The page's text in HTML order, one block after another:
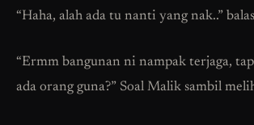
“Haha, alah ada tu nanti yang nak..”
“Ermm bangunan ni nampak terjaga,
ada orang guna?” Soal Malik sambil